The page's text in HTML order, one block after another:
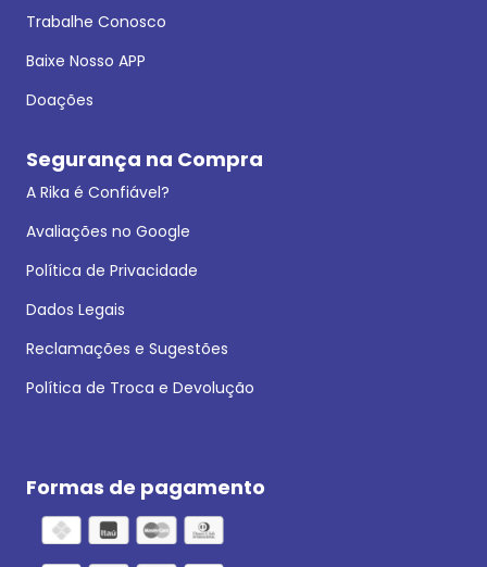
Trabalhe Conosco
Baixe Nosso APP
Doações
Segurança na Compra
A Rika é Confiável?
Avaliações no Google
Política de Privacidade
Dados Legais
Reclamações e Sugestões
Política de Troca e Devolução
Formas de pagamento